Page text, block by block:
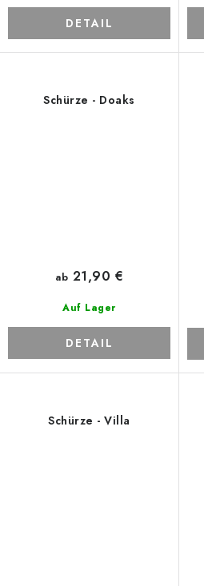
DETAIL
Schürze - Doaks
Auf Lager
ab 21,90 €
DETAIL
Schürze - Villa